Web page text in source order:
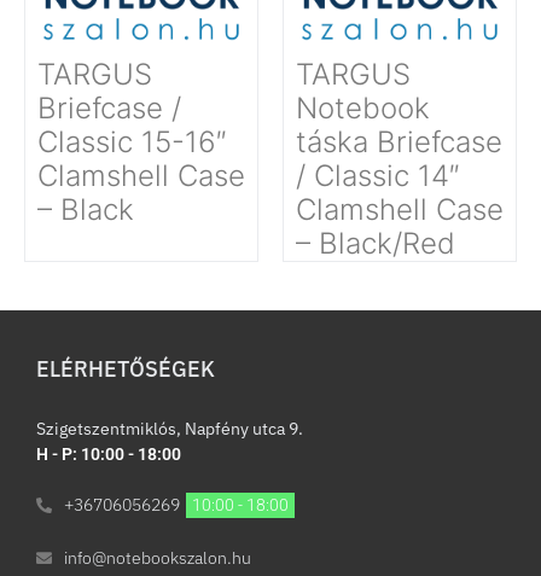
TARGUS
Briefcase /
Classic 15-16″
Clamshell Case
– Black
TARGUS
Notebook
táska Briefcase
/ Classic 14″
Clamshell Case
– Black/Red
ELÉRHETŐSÉGEK
Szigetszentmiklós, Napfény utca 9.
H - P: 10:00 - 18:00
+36706056269 10:00 - 18:00
info@notebookszalon.hu